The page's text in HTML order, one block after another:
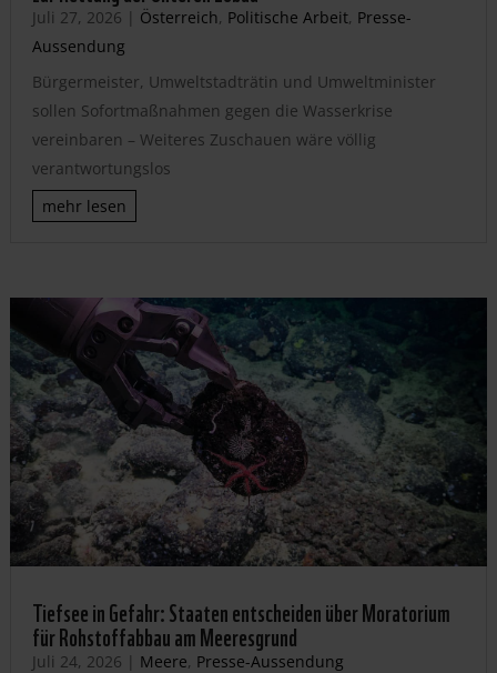
Juli 27, 2026 | Österreich, Politische Arbeit, Presse-
Aussendung
Bürgermeister, Umweltstadträtin und Umweltminister
sollen Sofortmaßnahmen gegen die Wasserkrise
vereinbaren – Weiteres Zuschauen wäre völlig
verantwortungslos
mehr lesen
Tiefsee in Gefahr: Staaten entscheiden über Moratorium
für Rohstoffabbau am Meeresgrund
Juli 24, 2026 | Meere, Presse-Aussendung